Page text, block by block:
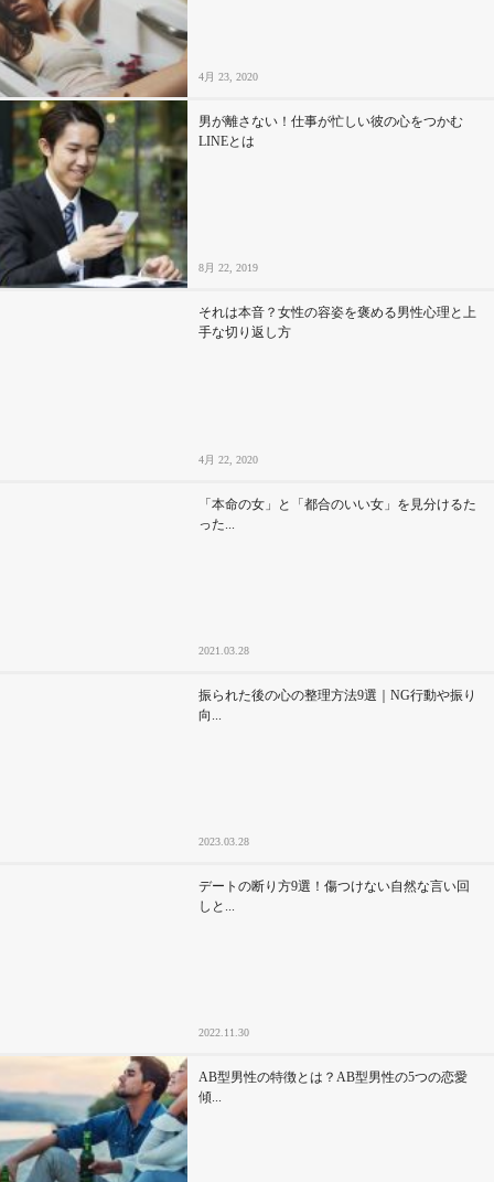
4月 23, 2020
男が離さない！仕事が忙しい彼の心をつかむ
LINEとは
8月 22, 2019
それは本音？女性の容姿を褒める男性心理と上
手な切り返し方
4月 22, 2020
「本命の女」と「都合のいい女」を見分けるた
った...
2021.03.28
振られた後の心の整理方法9選｜NG行動や振り
向...
2023.03.28
デートの断り方9選！傷つけない自然な言い回
しと...
2022.11.30
AB型男性の特徴とは？AB型男性の5つの恋愛
傾...